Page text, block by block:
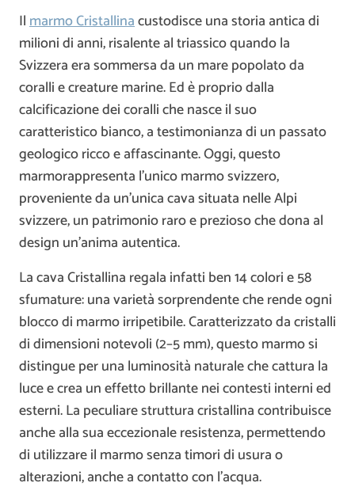
Ilmarmo Cristallinacustodisce una storia antica di
milioni di anni, risalente al triassico quando la
Svizzera era sommersa da un mare popolato da
coralli e creature marine. Ed è proprio dalla
calcificazione dei coralli che nasce il suo
caratteristico bianco, a testimonianza di un passato
geologico ricco e affascinante. Oggi, questo
marmorappresenta l’unico marmo svizzero,
proveniente da un’unica cava situata nelle Alpi
svizzere, un patrimonio raro e prezioso che dona al
design un’anima autentica.
La cava Cristallina regala infatti ben 14 colori e 58
sfumature: una varietà sorprendente che rende ogni
blocco di marmo irripetibile. Caratterizzato da cristalli
di dimensioni notevoli (2–5 mm), questo marmo si
distingue per una luminosità naturale che cattura la
luce e crea un effetto brillante nei contesti interni ed
esterni. La peculiare struttura cristallina contribuisce
anche alla sua eccezionale resistenza, permettendo
di utilizzare il marmo senza timori di usura o
alterazioni, anche a contatto con l’acqua.